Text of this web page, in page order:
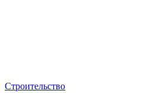
Строительство